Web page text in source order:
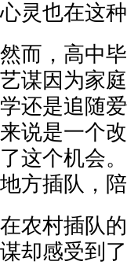
心灵也在这
然而，高中
艺谋因为家
学还是追随
来说是一个
了这个机会
地方插队，
在农村插队
谋却感受到